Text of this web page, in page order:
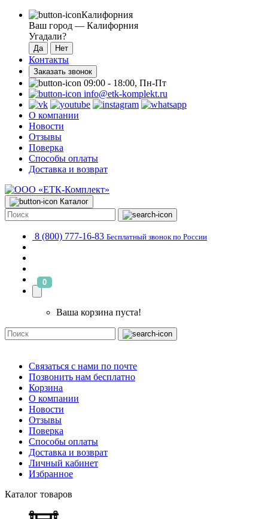
Калифорния
Ваш город — Калифорния
Угадали?
Контакты
Заказать звонок
09:00 - 18:00, Пн-Пт
info@etk-komplekt.ru
О компании
Новости
Отзывы
Поверка
Способы оплаты
Доставка и возврат
Каталог
8 (800) 777-16-83 Бесплатный звонок по России
0
Ваша корзина пуста!
Связаться с нами по почте
Позвонить нам бесплатно
Корзина
О компании
Новости
Отзывы
Поверка
Способы оплаты
Доставка и возврат
Личный кабинет
Избранное
Каталог товаров